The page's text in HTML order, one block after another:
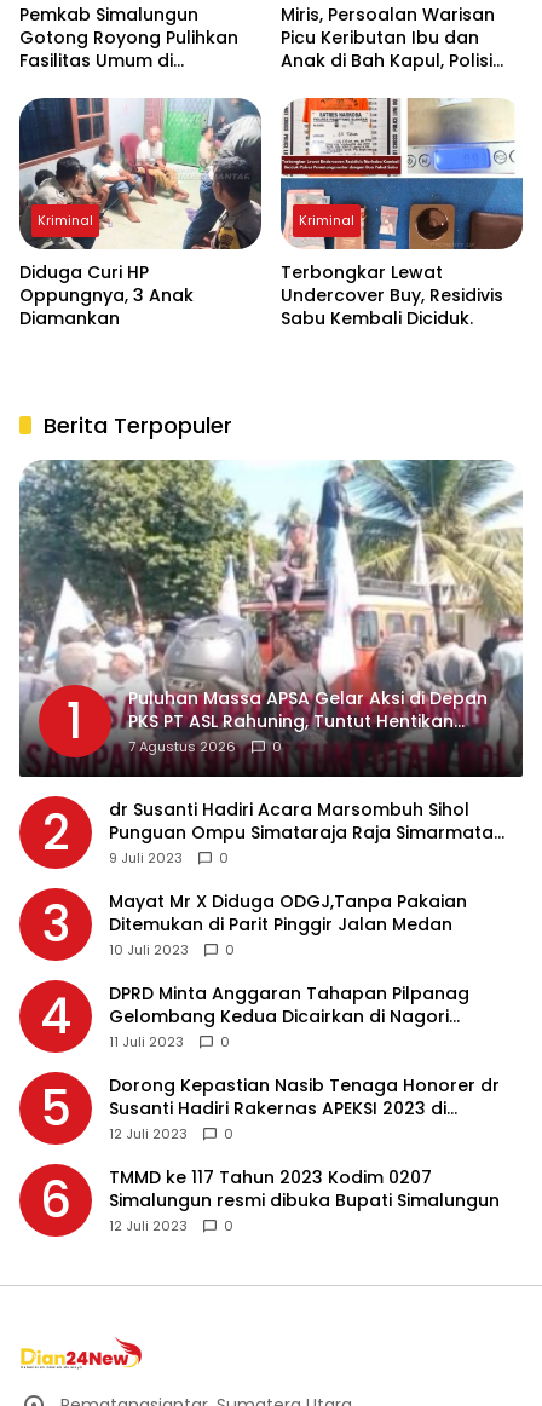
Pemkab Simalungun
Gotong Royong Pulihkan
Fasilitas Umum di
Miris, Persoalan Warisan
Picu Keributan Ibu dan
Anak di Bah Kapul, Polisi
Kriminal
Diduga Curi HP
Oppungnya, 3 Anak
Diamankan
Kriminal
Terbongkar Lewat
Undercover Buy, Residivis
Sabu Kembali Diciduk.
Berita Terpopuler
1
Puluhan Massa APSA Gelar Aksi di Depan
PKS PT ASL Rahuning, Tuntut Hentikan
Pembuangan Limbah ke Sungai Asahan
7 Agustus 2026 0
2
dr Susanti Hadiri Acara Marsombuh Sihol
Punguan Ompu Simataraja Raja Simarmata
Dohot Boruna Kota Siantar
9 Juli 2023 0
3
Mayat Mr X Diduga ODGJ,Tanpa Pakaian
Ditemukan di Parit Pinggir Jalan Medan
10 Juli 2023 0
4
DPRD Minta Anggaran Tahapan Pilpanag
Gelombang Kedua Dicairkan di Nagori
Masing-masing, Ini Alasannya…
11 Juli 2023 0
5
Dorong Kepastian Nasib Tenaga Honorer dr
Susanti Hadiri Rakernas APEKSI 2023 di
Makassar
12 Juli 2023 0
6
TMMD ke 117 Tahun 2023 Kodim 0207
Simalungun resmi dibuka Bupati Simalungun
12 Juli 2023 0